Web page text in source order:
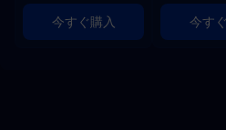
今すぐ購入 今す